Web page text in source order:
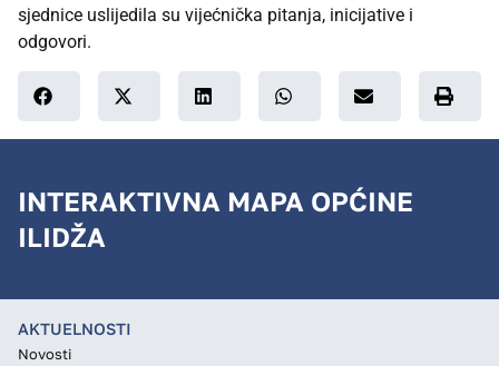
sjednice uslijedila su vijećnička pitanja, inicijative i
odgovori.
INTERAKTIVNA MAPA OPĆINE
ILIDŽA
AKTUELNOSTI
Novosti